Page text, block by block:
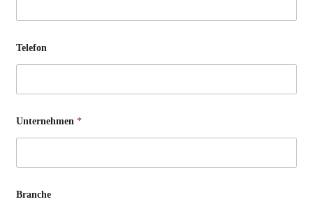
Telefon
Unternehmen*
Branche